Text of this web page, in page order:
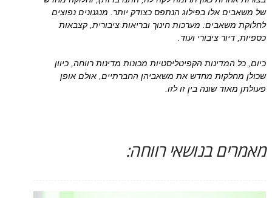
של משאבים אלו בפילוג הנתפס כצודק יותר. מנגנונים נפוצים
לחלוקת משאבים: מערכות חינוך ובריאות ציבורית, קצבאות
כספיות, דיור ציבורי ועוד.
כיום, כל המדינות הקפיטליסטיות מכונות מדינות רווחה, כיוון
שכולן מחלקות מחדש את משאביהן החברתיים, אולם אופן
פעולתן מאוד שונה בין זו לזו.
מאמרים בנושאי רווחה: